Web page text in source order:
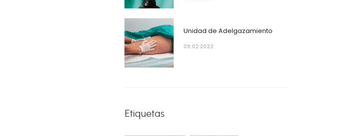
Unidad de Adelgazamiento
09.02 2022
Etiquetas